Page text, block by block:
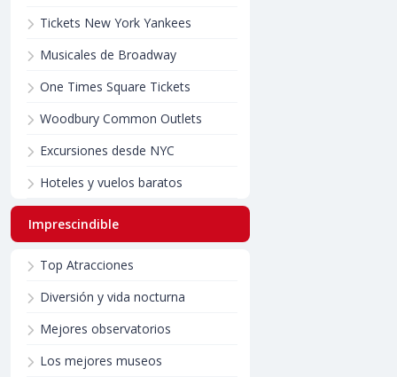
Tickets New York Yankees
Musicales de Broadway
One Times Square Tickets
Woodbury Common Outlets
Excursiones desde NYC
Hoteles y vuelos baratos
Imprescindible
Top Atracciones
Diversión y vida nocturna
Mejores observatorios
Los mejores museos